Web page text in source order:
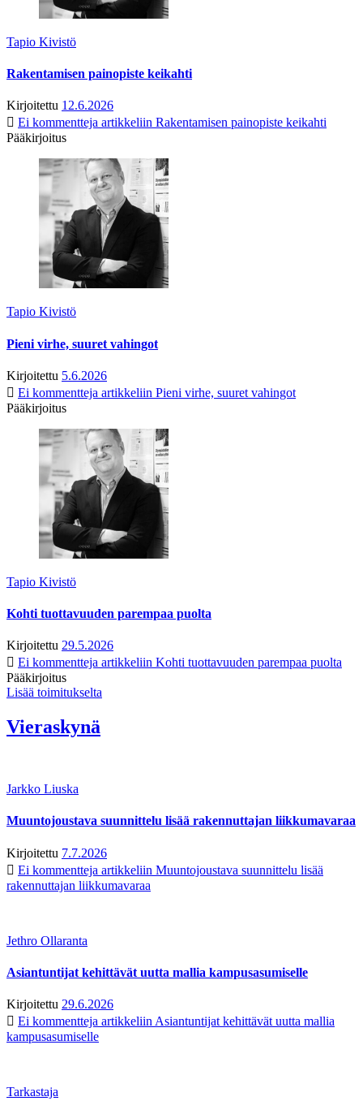
Tapio Kivistö
Rakentamisen painopiste keikahti
Kirjoitettu 12.6.2026
Ei kommentteja artikkeliin Rakentamisen painopiste keikahti
Pääkirjoitus
Tapio Kivistö
Pieni virhe, suuret vahingot
Kirjoitettu 5.6.2026
Ei kommentteja artikkeliin Pieni virhe, suuret vahingot
Pääkirjoitus
Tapio Kivistö
Kohti tuottavuuden parempaa puolta
Kirjoitettu 29.5.2026
Ei kommentteja artikkeliin Kohti tuottavuuden parempaa puolta
Pääkirjoitus
Lisää toimitukselta
Vieraskynä
Jarkko Liuska
Muuntojoustava suunnittelu lisää rakennuttajan liikkumavaraa
Kirjoitettu 7.7.2026
Ei kommentteja artikkeliin Muuntojoustava suunnittelu lisää
rakennuttajan liikkumavaraa
Jethro Ollaranta
Asiantuntijat kehittävät uutta mallia kampusasumiselle
Kirjoitettu 29.6.2026
Ei kommentteja artikkeliin Asiantuntijat kehittävät uutta mallia
kampusasumiselle
Tarkastaja